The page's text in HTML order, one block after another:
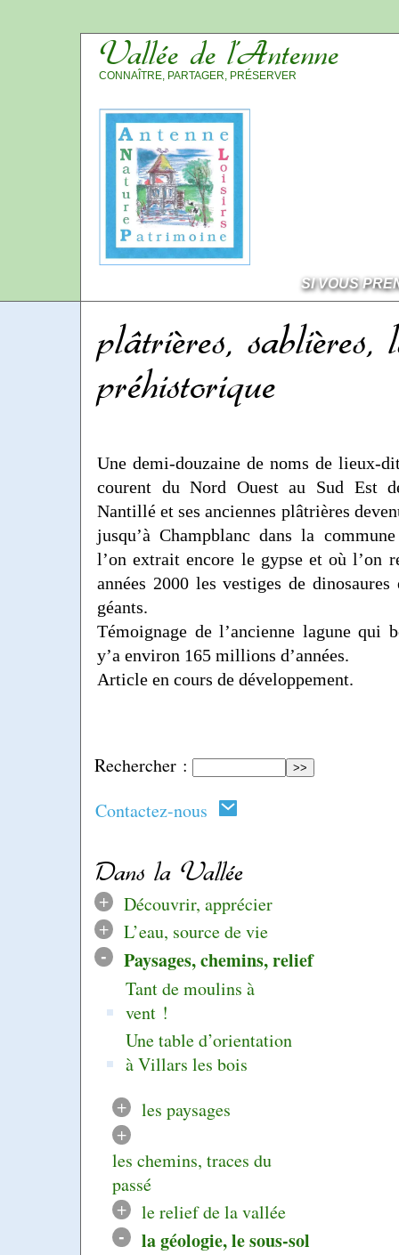
Vallée de l’Antenne
CONNAÎTRE, PARTAGER, PRÉSERVER
SI VOUS
Rechercher :
Contactez-nous
Dans la Vallée
+
Découvrir, apprécier
+
L’eau, source de vie
- Paysages, chemins, relief
Tant de moulins à
vent !
Une table d’orientation
à Villars les bois
+
les paysages
+
les chemins, traces du
passé
+
le relief de la vallée
- la géologie, le sous-sol
plâtrières, sablières,
préhistorique
Une demi-douzaine de noms de lieux-
courent du Nord Ouest au Sud Est
Nantillé et ses anciennes plâtrières
jusqu’à Champblanc dans la
l’on extrait encore le gypse et où l’on
années 2000 les vestiges de
géants.
Témoignage de l’ancienne lagune qui
y’a environ 165 millions d’années.
Article en cours de développement.